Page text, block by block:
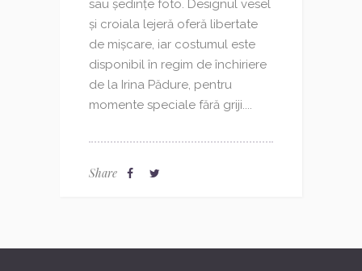
sau ședințe foto. Designul vesel
și croiala lejeră oferă libertate
de mișcare, iar costumul este
disponibil în regim de închiriere
de la Irina Pădure, pentru
momente speciale fără griji....
Share